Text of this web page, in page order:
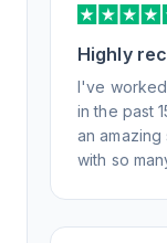
Highly
/ widget
I've worked
in the past
an
with so